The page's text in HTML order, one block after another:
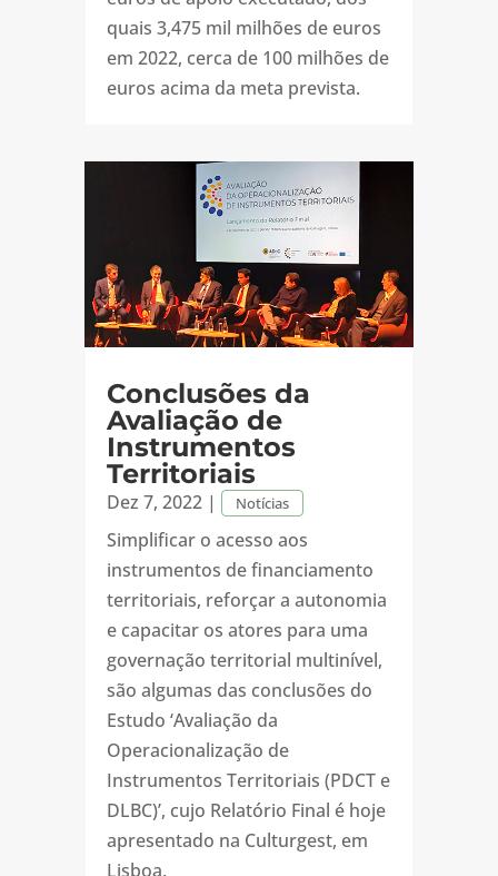
quais 3,475 mil milhões de euros
em 2022, cerca de 100 milhões de
euros acima da meta prevista.
Conclusões da
Avaliação de
Instrumentos
Territoriais
Dez 7, 2022| Notícias
Simplificar o acesso aos
instrumentos de financiamento
territoriais, reforçar a autonomia
e capacitar os atores para uma
governação territorial multinível,
são algumas das conclusões do
Estudo ‘Avaliação da
Operacionalização de
Instrumentos Territoriais (PDCT e
DLBC)’, cujo Relatório Final é hoje
apresentado na Culturgest, em
Lisboa.